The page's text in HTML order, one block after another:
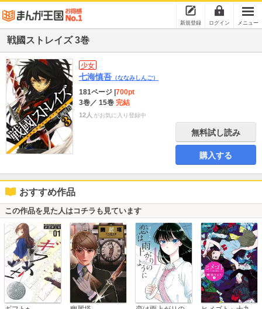
新規登録 ログイン メニュー
戦國ストレイズ 3巻
少女
七海慎吾 （ななみしんご）
181ページ 700pt
3巻／ 15巻 完結
12人 がお気に入り登録中
無料試し読み
購入する
おすすめ作品
この作品を見た人はコチラも見ています